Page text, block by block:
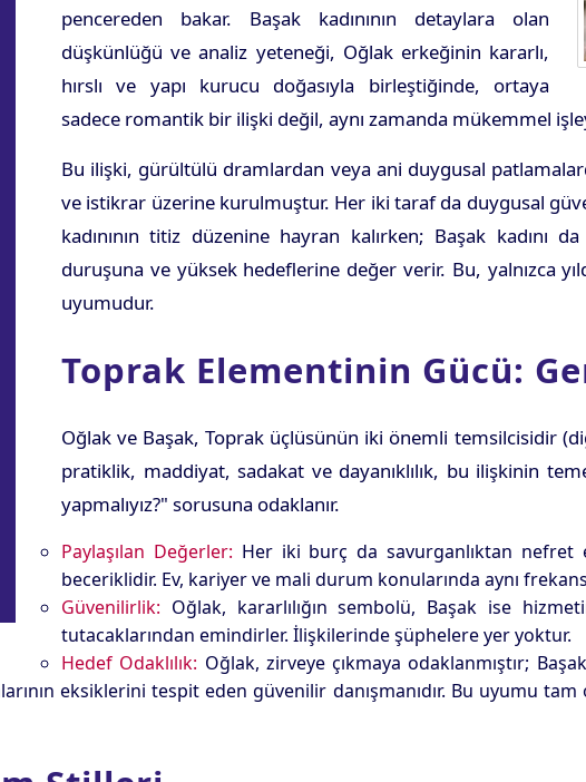
pencereden bakar. Başak kadınının detaylara olan
düşkünlüğü ve analiz yeteneği, Oğlak erkeğinin kararlı,
hırslı ve yapı kurucu doğasıyla birleştiğinde, ortaya
sadece romantik bir ilişki değil, aynı zamanda mükemmel
Bu ilişki, gürültülü dramlardan veya ani duygusal
ve istikrar üzerine kurulmuştur. Her iki taraf da duygusal
kadınının titiz düzenine hayran kalırken; Başak
duruşuna ve yüksek hedeflerine değer verir. Bu, yalnızca
uyumudur.
Toprak Elementinin Gücü:
Oğlak ve Başak, Toprak üçlüsünün iki önemli temsilcisidir
pratiklik, maddiyat, sadakat ve dayanıklılık, bu ilişkinin
yapmalıyız?" sorusuna odaklanır.
Paylaşılan Değerler: Her iki burç da savurganlıktan nefret
beceriklidir. Ev, kariyer ve mali durum konularında aynı
Güvenilirlik: Oğlak, kararlılığın sembolü, Başak ise
tutacaklarından emindirler. İlişkilerinde şüphelere yer yoktur.
Hedef Odaklılık: Oğlak, zirveye çıkmaya odaklanmıştır;
eksiklerini tespit eden güvenilir danışmanıdır. Bu uyumu